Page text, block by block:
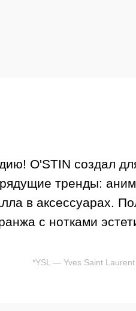
O'STIN создал
тренды:
в аксессуарах.
c нотками
*YSL — Yves Saint Laurent